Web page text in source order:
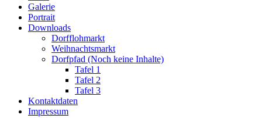
Galerie
Portrait
Downloads
Dorfflohmarkt
Weihnachtsmarkt
Dorfpfad (Noch keine Inhalte)
Tafel 1
Tafel 2
Tafel 3
Kontaktdaten
Impressum